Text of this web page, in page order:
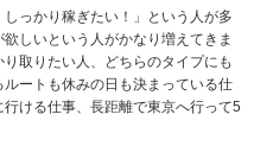
っかり稼ぎたい！」という人が多
しいという人がかなり増えてきま
取りたい人、どちらのタイプにも
ートも休みの日も決まっている仕
ける仕事、長距離で東京へ行って5